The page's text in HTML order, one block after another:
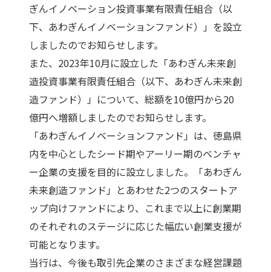
ぎんイノベーション投資事業有限責任組合（以
下、あわぎんイノベーションファンド）」を設立
しましたのでお知らせします。
また、2023年10月に設立した「あわぎん未来創
造投資事業有限責任組合（以下、あわぎん未来創
造ファンド）」について、総額を10億円から20
億円へ増額しましたのでお知らせします。
「あわぎんイノベーションファンド」は、徳島県
内を中心としたシード期やアーリー期のベンチャ
ー企業の支援を目的に設立しました。「あわぎん
未来創造ファンド」とあわせた2つのスタートア
ップ向けファンドにより、これまで以上に創業期
のそれぞれのステージに応じた幅広い創業支援が
可能となります。
当行は、今後も取引先企業のさまざまな経営課題